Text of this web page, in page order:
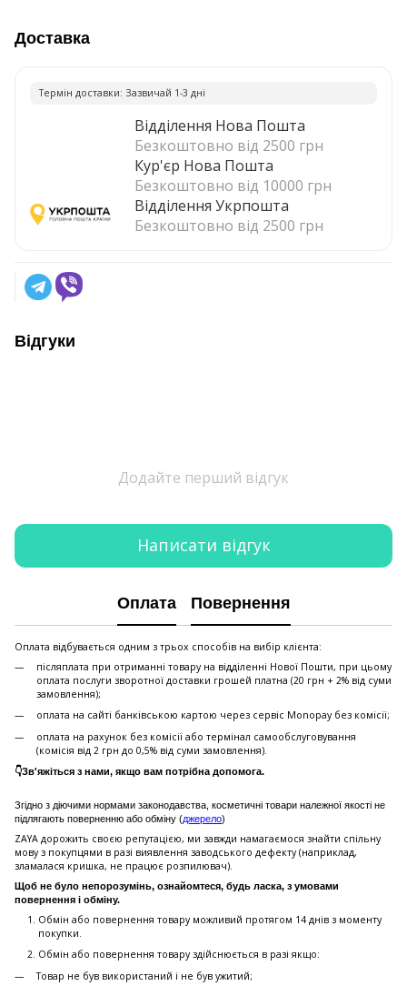
Доставка
Термiн доставки: Зазвичай 1-3 днi
Відділення Нова Пошта
Безкоштовно від 2500 грн
Кур'єр Нова Пошта
Безкоштовно від 10000 грн
Відділення Укрпошта
Безкоштовно від 2500 грн
Відгуки
Додайте перший відгук
Написати відгук
Оплата Повернення
Оплата відбувається одним з трьох способів на вибір клієнта:
післяплата при отриманні товару на відділенні Нової Пошти, при цьому
оплата послуги зворотної доставки грошей платна (20 грн + 2% від суми
замовлення);
оплата на сайті банківською картою через сервіс Monopay без комісії;
оплата на рахунок без комісії або термінал самообслуговування
(комісія від 2 грн до 0,5% від суми замовлення).
👇Зв'яжіться з нами, якщо вам потрібна допомога.
Згідно з діючими нормами законодавства, косметичні товари належної якості не
підлягають поверненню або обміну (джерело)
ZAYA дорожить своєю репутацією, ми завжди намагаємося знайти спільну
мову з покупцями в разі виявлення заводського дефекту (наприклад,
зламалася кришка, не працює розпилювач).
Щоб не було непорозумінь, ознайомтеся, будь ласка, з умовами
повернення і обміну.
Обмін або повернення товару можливий протягом 14 днів з моменту
покупки.
Обмiн або повернення товару здійснюється в разі якщо:
Товар не був використаний і не був ужитий;